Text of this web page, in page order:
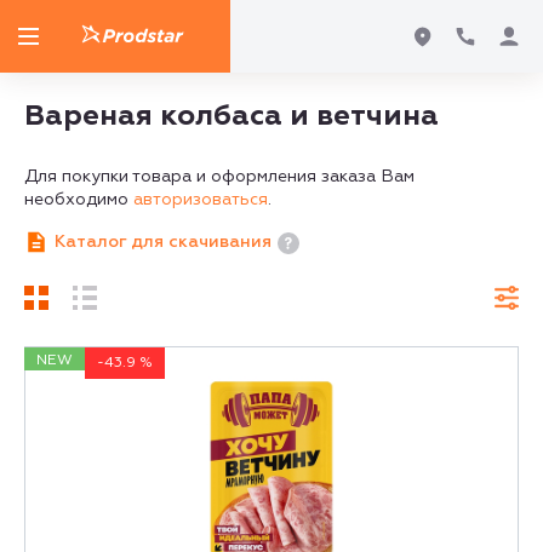
Вареная колбаса и ветчина
Для покупки товара и оформления заказа Вам
необходимо авторизоваться.
Каталог для скачивания
NEW -43.9 %